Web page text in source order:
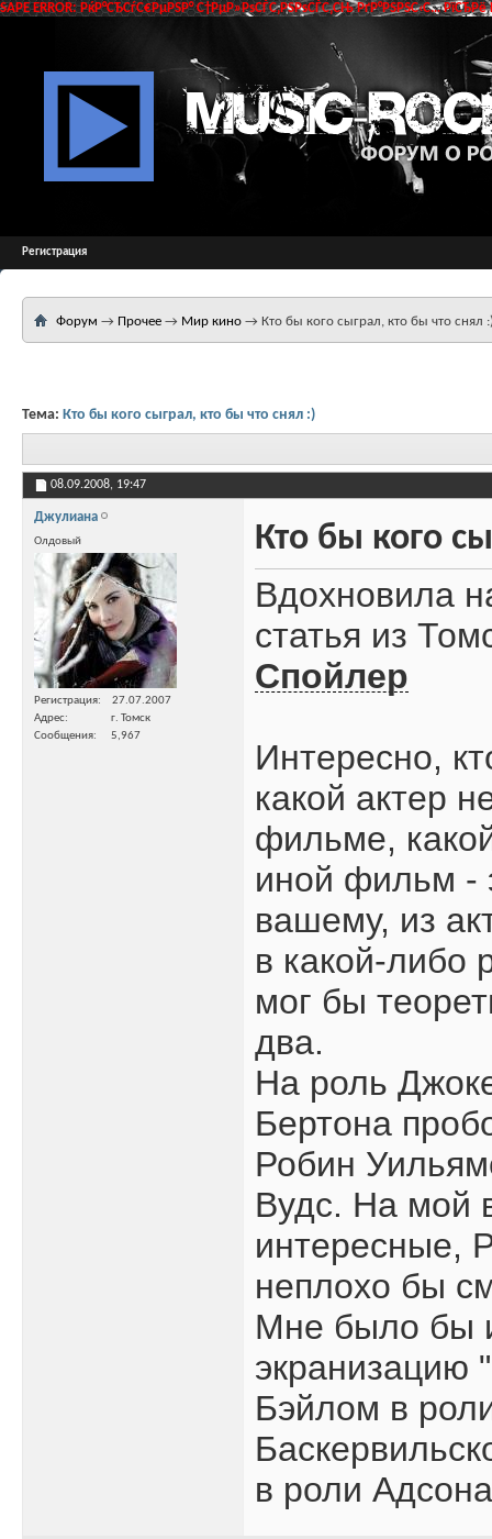
SAPE ERROR: РќР°СЂСѓС€РµРЅР° С†РµР»РѕСЃС‚РЅРѕСЃС‚СЊ РґР°РЅРЅС‹С…
Регистрация
Форум → Прочее → Мир кино → Кто бы кого сыграл, кто бы что снял
Тема: Кто бы кого сыграл, кто бы что снял :)
08.09.2008, 19:47
Джулиана
Олдовый
Регистрация
27.07.2007
Адрес
г. Томск
Сообщения
5,967
Кто бы кого
Вдохновила
статья из
Спойлер
Интересно,
какой актер
фильме,
иной фильм -
вашему, из
в какой-либо
мог бы
два.
На роль
Бертона
Робин
Вудс. На мой
интересные,
неплохо бы
Мне было бы
экранизацию
Бэйлом в
в роли